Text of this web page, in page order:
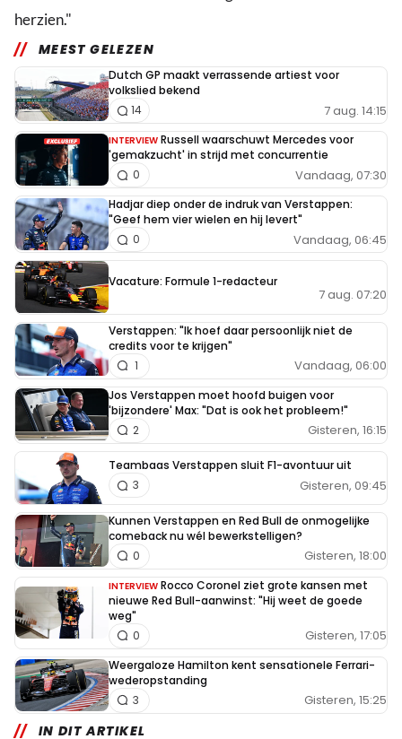
herzien."
MEEST GELEZEN
Dutch GP maakt verrassende artiest voor
volkslied bekend
7 aug. 14:15
14
INTERVIEW Russell waarschuwt Mercedes voor
'gemakzucht' in strijd met concurrentie
Vandaag, 07:30
0
Hadjar diep onder de indruk van Verstappen:
"Geef hem vier wielen en hij levert"
Vandaag, 06:45
0
Vacature: Formule 1-redacteur
7 aug. 07:20
Verstappen: "Ik hoef daar persoonlijk niet de
credits voor te krijgen"
Vandaag, 06:00
1
Jos Verstappen moet hoofd buigen voor
'bijzondere' Max: "Dat is ook het probleem!"
Gisteren, 16:15
2
Teambaas Verstappen sluit F1-avontuur uit
Gisteren, 09:45
3
Kunnen Verstappen en Red Bull de onmogelijke
comeback nu wél bewerkstelligen?
Gisteren, 18:00
0
INTERVIEW Rocco Coronel ziet grote kansen met
nieuwe Red Bull-aanwinst: "Hij weet de goede
weg"
Gisteren, 17:05
0
Weergaloze Hamilton kent sensationele Ferrari-
wederopstanding
Gisteren, 15:25
3
IN DIT ARTIKEL